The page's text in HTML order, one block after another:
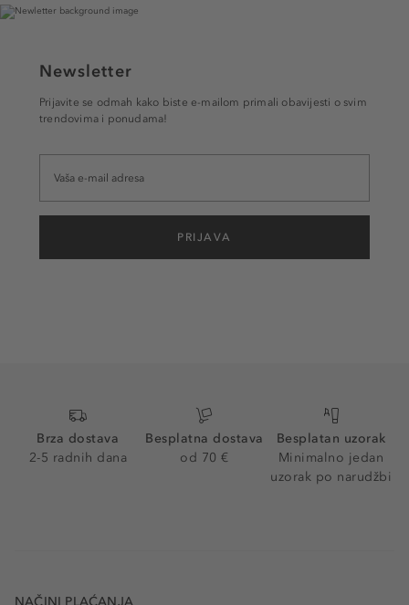
Newsletter
Prijavite se odmah kako biste e-mailom primali obavijesti o svim
trendovima i ponudama!
PRIJAVA
Brza dostava
2-5 radnih dana
Besplatna dostava
od 70 €
Besplatan uzorak
Minimalno jedan
uzorak po narudžbi